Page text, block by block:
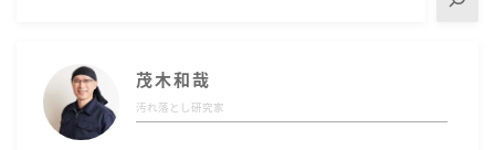
茂木和哉
汚れ落とし研究家